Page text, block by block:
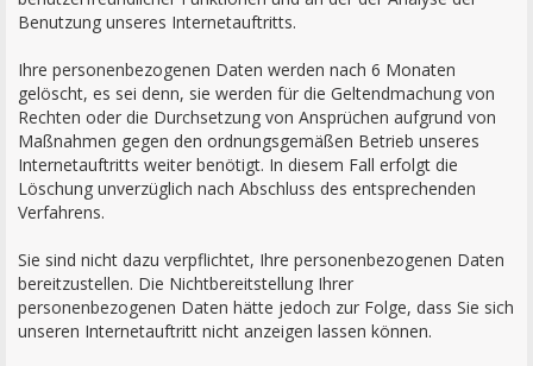
Benutzung unseres Internetauftritts.
Ihre personenbezogenen Daten werden nach 6 Monaten
gelöscht, es sei denn, sie werden für die Geltendmachung von
Rechten oder die Durchsetzung von Ansprüchen aufgrund von
Maßnahmen gegen den ordnungsgemäßen Betrieb unseres
Internetauftritts weiter benötigt. In diesem Fall erfolgt die
Löschung unverzüglich nach Abschluss des entsprechenden
Verfahrens.
Sie sind nicht dazu verpflichtet, Ihre personenbezogenen Daten
bereitzustellen. Die Nichtbereitstellung Ihrer
personenbezogenen Daten hätte jedoch zur Folge, dass Sie sich
unseren Internetauftritt nicht anzeigen lassen können.